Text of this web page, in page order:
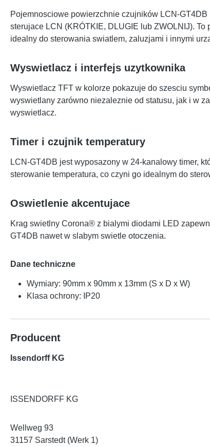
Pojemnosciowe powierzchnie czujników LCN-
sterujace LCN (KRÓTKIE, DLUGIE lub ZWOLNIJ).
idealny do sterowania swiatlem, zaluzjami i innymi
Wyswietlacz i interfejs uzytkownika
Wyswietlacz TFT w kolorze pokazuje do szesciu
wyswietlany zarówno niezaleznie od statusu, jak i w
wyswietlacz.
Timer i czujnik temperatury
LCN-GT4DB jest wyposazony w 24-kanalowy timer,
sterowanie temperatura, co czyni go idealnym do
Oswietlenie akcentujace
Krag swietlny Corona® z bialymi diodami LED
GT4DB nawet w slabym swietle otoczenia.
Dane techniczne
Wymiary: 90mm x 90mm x 13mm (S x D x W)
Klasa ochrony: IP20
Producent
Issendorff KG
ISSENDORFF KG
Wellweg 93
31157 Sarstedt (Werk 1)